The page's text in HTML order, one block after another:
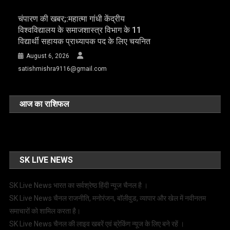
चंपारण की खबर;:महात्मा गांधी केंद्रीय
विश्वविद्यालय के समाजशास्त्र विभाग के 11
विद्यार्थी सहायक प्राध्यापक पद के लिए चयनित
August 6, 2026
satishmishra9116@gmail.com
आज का राशिफल
SK LIVE NEWS
SK Live News भारत का सर्वश्रेष्ठ हिंदी न्‍यूज चैनल है ।
SK Live News चैनल राजनीति, मनोरंजन, बॉलीवुड, व्यापार और खेल में नवीनतम
समाचारों को शामिल करता है।
SK Live News चैनल की लाइव खबरें एवं ब्रेकिंग न्यूज के लिए बने रहें ।